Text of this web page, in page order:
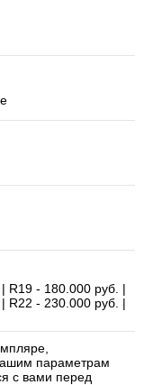
R19 - 180.000 руб. |
R22 - 230.000 руб. |
параметрам
с вами перед